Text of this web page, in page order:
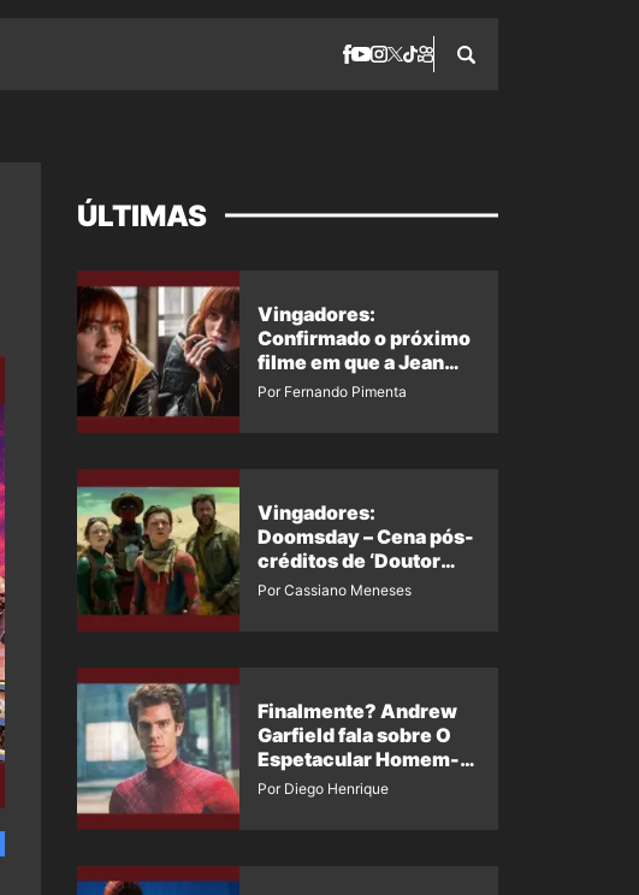
ÚLTIMAS
Vingadores:
Confirmado o próximo
filme em que a Jean
Grey irá aparecer
Por Fernando Pimenta
Vingadores:
Doomsday – Cena pós-
créditos de ‘Doutor
Destino’ é revelada
Por Cassiano Meneses
Finalmente? Andrew
Garfield fala sobre O
Espetacular Homem-
Aranha 3
Por Diego Henrique